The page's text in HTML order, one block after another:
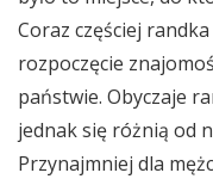
Coraz częściej
rozpoczęcie
państwie. Obyczaje
jednak się różnią od
Przynajmniej dla